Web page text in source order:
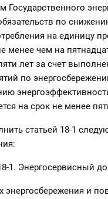
Государственного
по
на единицу
менее чем на
лет за счет
по
на срок не менее
статьей 18-1
1. Энергосервисный
энергосбережения и